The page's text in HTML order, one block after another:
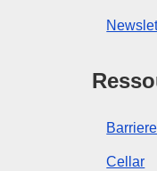
Cellar